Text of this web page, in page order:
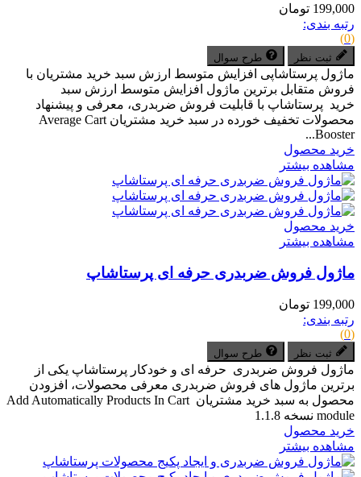
199,000 تومان
رتبه بندی:
(0)
ثبت نظر طرح سوال
ماژول پرستاشاپی افزایش متوسط ارزش سبد خرید مشتریان با
فروش متقابل برترین ماژول افزایش متوسط ارزش سبد
خرید پرستاشاپ با قابلیت فروش ضربدری، معرفی و پیشنهاد
محصولات تخفیف خورده در سبد خرید مشتریان Average Cart
Booster...
خرید محصول
مشاهده بیشتر
خرید محصول
مشاهده بیشتر
ماژول فروش ضربدری حرفه ای پرستاشاپ
199,000 تومان
رتبه بندی:
(0)
ثبت نظر طرح سوال
ماژول فروش ضربدری حرفه ای و خودکار پرستاشاپ یکی از
برترین ماژول های فروش ضربدری معرفی محصولات، افزودن
محصول به سبد خرید مشتریان Add Automatically Products In Cart
module نسخه 1.1.8
خرید محصول
مشاهده بیشتر